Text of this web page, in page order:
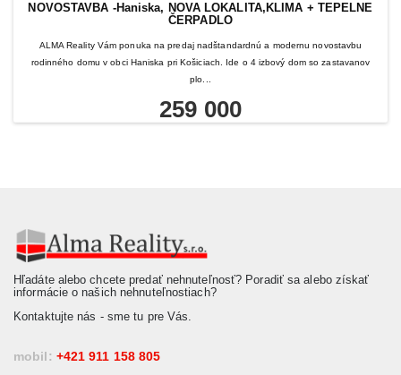
NOVOSTAVBA -Haniska, NOVA LOKALITA,KLIMA + TEPELNE
ČERPADLO
ALMA Reality Vám ponuka na predaj nadštandardnú a modernu novostavbu
rodinného domu v obci Haniska pri Košiciach. Ide o 4 izbový dom so zastavanov
plo...
259 000
Hľadáte alebo chcete predať nehnuteľnosť? Poradiť sa alebo získať
informácie o našich nehnuteľnostiach?
Kontaktujte nás - sme tu pre Vás.
mobil: +421 911 158 805